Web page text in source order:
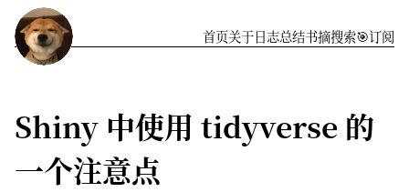
首页关于️日志总结书摘搜索🎯订阅
Shiny 中使用 tidyverse 的
一个注意点